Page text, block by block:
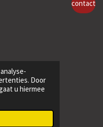
Door
u hiermee
contact